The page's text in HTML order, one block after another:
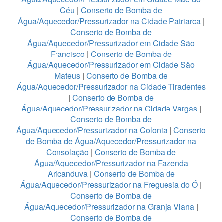
Céu | Conserto de Bomba de
Água/Aquecedor/Pressurizador na Cidade Patriarca|
Conserto de Bomba de
Água/Aquecedor/Pressurizador em Cidade São
Francisco | Conserto de Bomba de
Água/Aquecedor/Pressurizador em Cidade São
Mateus | Conserto de Bomba de
Água/Aquecedor/Pressurizador na Cidade Tiradentes
| Conserto de Bomba de
Água/Aquecedor/Pressurizador na Cidade Vargas |
Conserto de Bomba de
Água/Aquecedor/Pressurizador na Colonia | Conserto
de Bomba de Água/Aquecedor/Pressurizador na
Consolação | Conserto de Bomba de
Água/Aquecedor/Pressurizador na Fazenda
Aricanduva| Conserto de Bomba de
Água/Aquecedor/Pressurizador na Freguesia do Ó |
Conserto de Bomba de
Água/Aquecedor/Pressurizador na Granja Viana|
Conserto de Bomba de